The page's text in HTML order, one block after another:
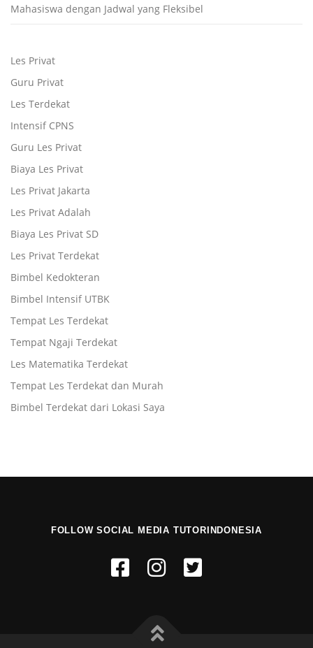
Mahasiswa dengan Jadwal yang Fleksibel
Les Privat
Guru Privat
Les Terdekat
Intensif CPNS
Guru Les Privat
Biaya Les Privat
Les Privat Jakarta
Les Privat Adalah
Biaya Les Privat SD
Les Privat Terdekat
Bimbel Kedokteran
Bimbel Intensif UTBK
Tempat Les Terdekat
Tempat Ngaji Terdekat
Les Matematika Terdekat
Tempat Les Terdekat dan Murah
Bimbel Terdekat dari Lokasi Saya
FOLLOW SOCIAL MEDIA TUTORINDONESIA